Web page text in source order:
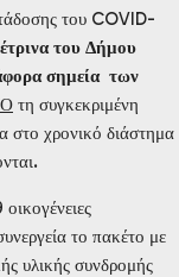
του COVID-
του Δήμου
σημεία των
τη συγκεκριμένη
στο χρονικό διάστημα
το πακέτο με
υλικής συνδρομής